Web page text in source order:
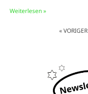
Weiterlesen »
« VORIGER